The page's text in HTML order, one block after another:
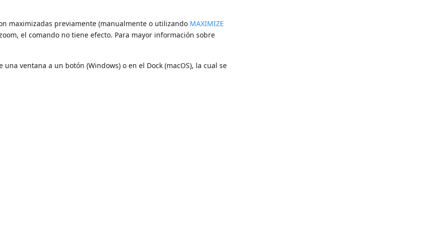
maximizadas previamente (manualmente o utilizando MAXIMIZE
el comando no tiene efecto. Para mayor información sobre
ventana a un botón (Windows) o en el Dock (macOS), la cual se